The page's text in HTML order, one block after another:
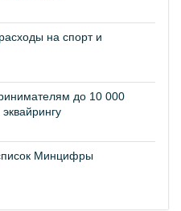
на спорт и
до 10 000
Минцифры